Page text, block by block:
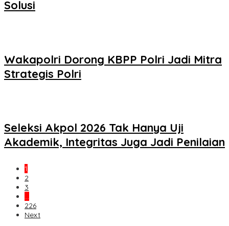
Solusi
Wakapolri Dorong KBPP Polri Jadi Mitra
Strategis Polri
Seleksi Akpol 2026 Tak Hanya Uji
Akademik, Integritas Juga Jadi Penilaian
1
2
3
…
226
Next